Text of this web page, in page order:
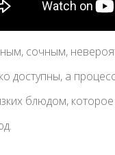
сочным,
доступны, а
блюдом,